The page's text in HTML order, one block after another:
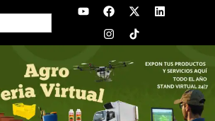
Y
o
b
e
F
a
c
e
o
o
k
X
-
t
w
t
L
i
d
n
I
n
s
t
g
r
a